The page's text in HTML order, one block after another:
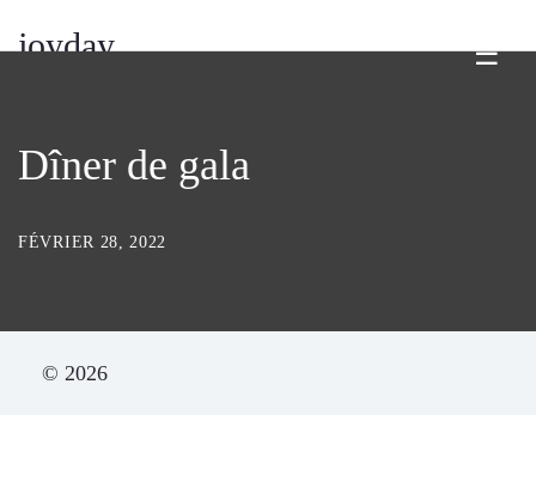
joyday ☰
Dîner de gala
FÉVRIER 28, 2022
© 2026